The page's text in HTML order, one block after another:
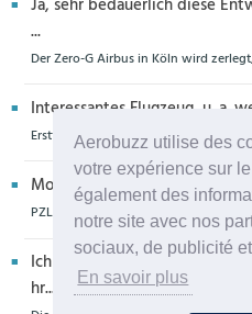
Aerobuzz utilise des
votre expérience sur
également des
notre site avec nos
sociaux, de publicité
En savoir plus
Ja, sehr bedauerlich diese
...
Der Zero-G Airbus in Köln wird
Interessantes Flugzeug, u. a.
Erstflug der Piper Seminole DX mit
Moin aus Schiffdorf, danke für
PZL Mielec fertigt die ersten S-70
Ich glaube eher,dass dieser
hr...